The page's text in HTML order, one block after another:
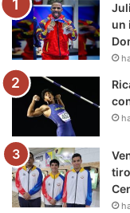
o
k
un